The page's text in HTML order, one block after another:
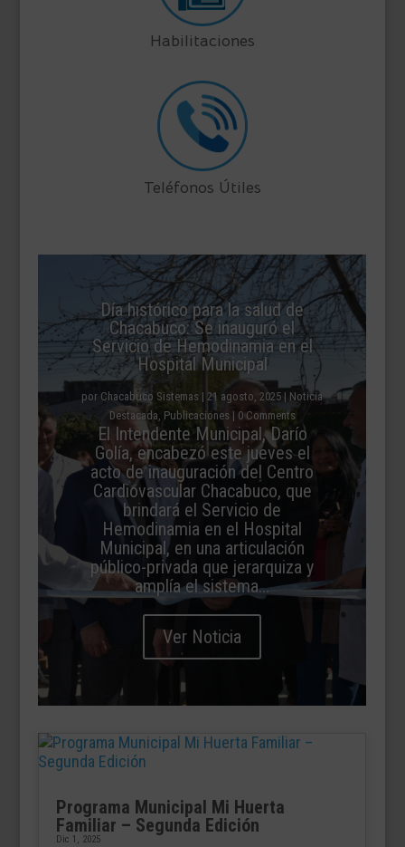
Habilitaciones
Teléfonos Útiles
Día histórico para la salud de
Chacabuco: Se inauguró el
Servicio de Hemodinamia en el
Hospital Municipal
por Chacabuco Sistemas | 21 agosto, 2025 | Noticia
Destacada Publicaciones| 0 Comments
El Intendente Municipal, Darío
Golía, encabezó este jueves el
acto de inauguración del Centro
Cardiovascular Chacabuco, que
brindará el Servicio de
Hemodinamia en el Hospital
Municipal, en una articulación
público-privada que jerarquiza y
amplía el sistema...
Ver Noticia
Programa Municipal Mi Huerta
Familiar – Segunda Edición
Dic 1, 2025